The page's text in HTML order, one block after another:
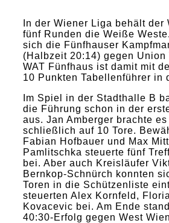
In der Wiener Liga behält der
fünf Runden die Weiße
sich die Fünfhauser
(Halbzeit 20:14) gegen
WAT Fünfhaus ist damit mit
10 Punkten Tabellenführer in
Im Spiel in der Stadthalle B
die Führung schon in der
aus. Jan Amberger brachte
schließlich auf 10 Tore.
Fabian Hofbauer und Max
Pamlitschka steuerte fünf
bei. Aber auch Kreisläufer
Bernkop-Schnürch konnten
Toren in die Schützenliste
steuerten Alex Kornfeld,
Kovacevic bei. Am Ende
40:30-Erfolg gegen West